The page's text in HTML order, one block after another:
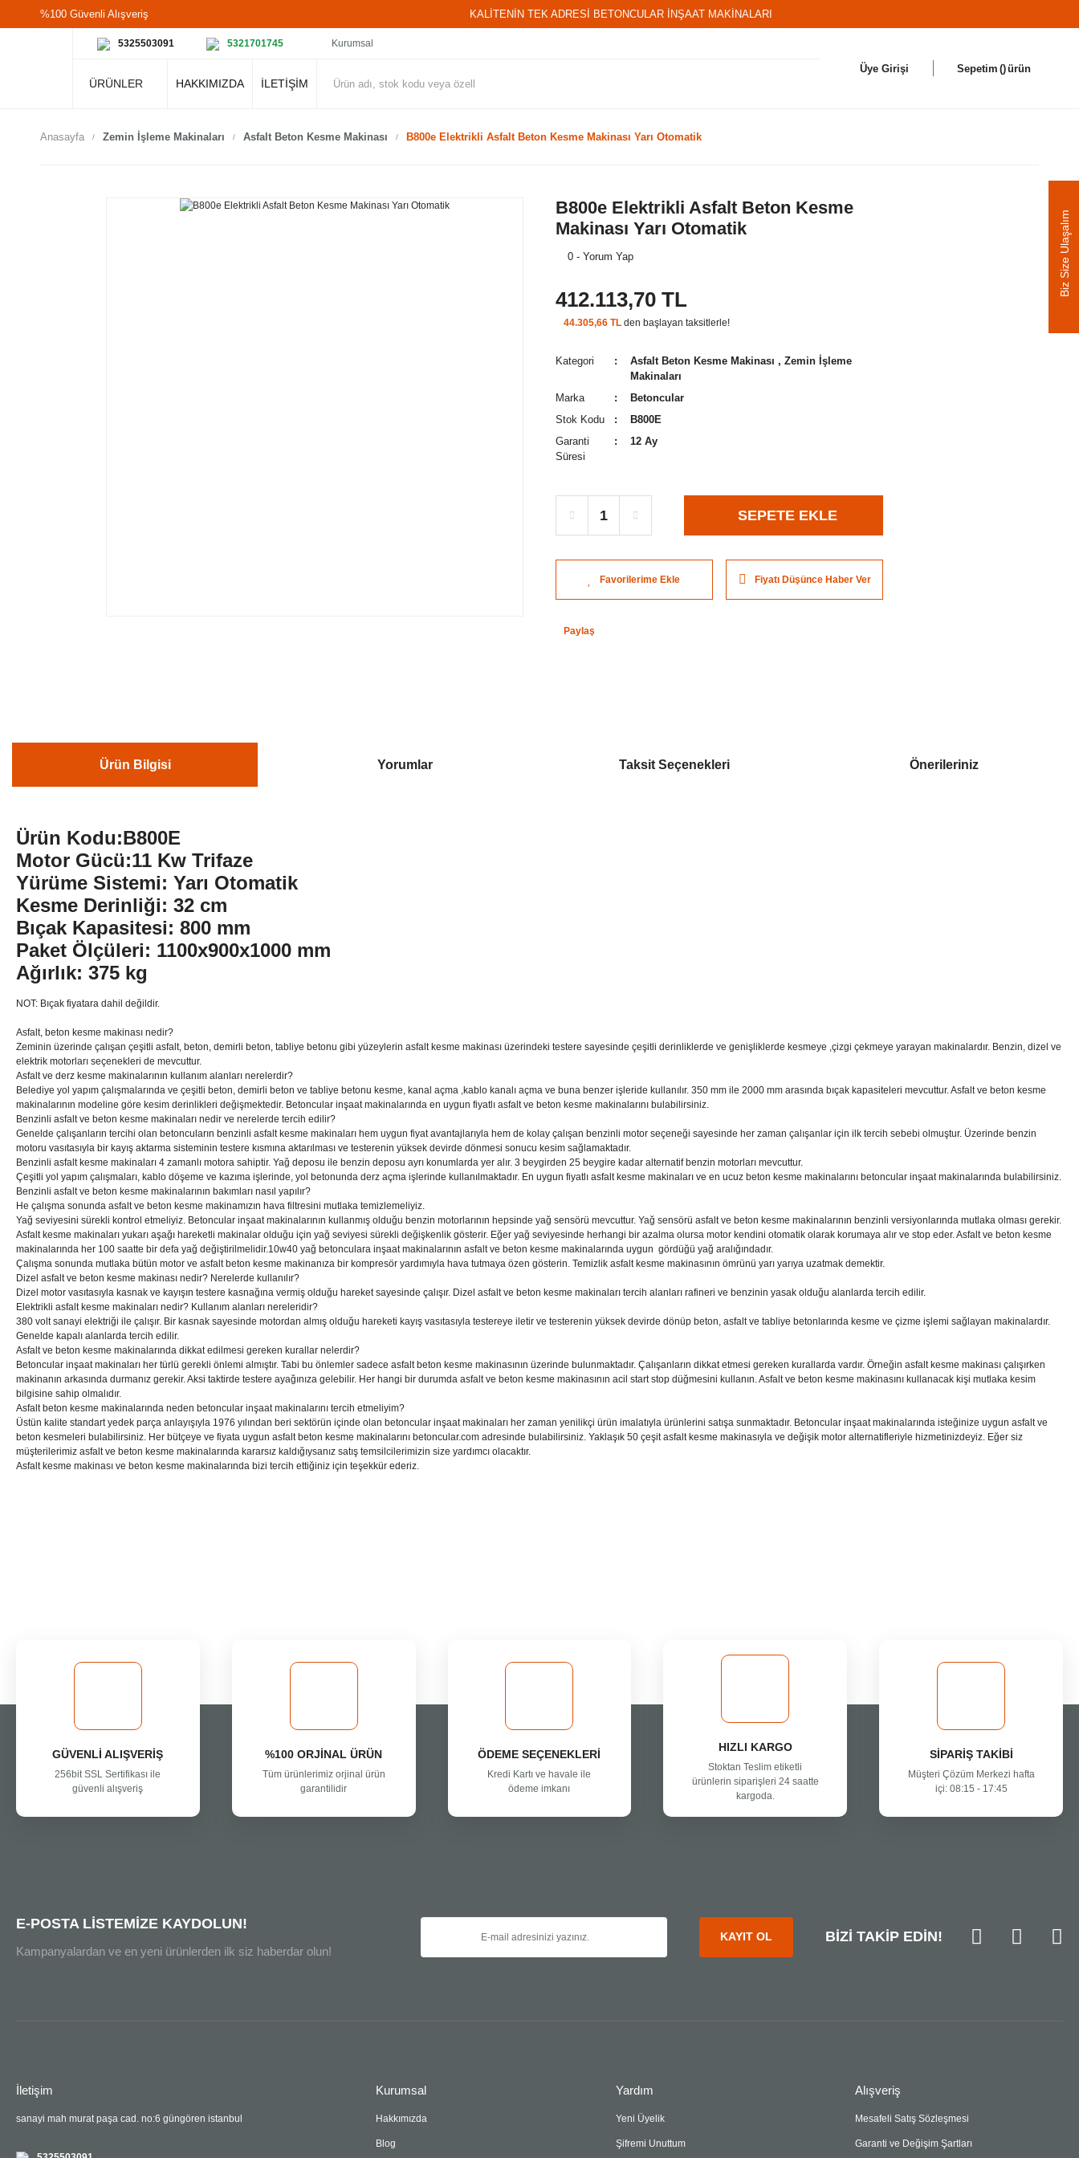
%100 Güvenli Alışveriş KALİTENİN TEK ADRESİ BETONCULAR İNŞAAT MAKİNALARI
5325503091 5321701745 Kurumsal
ÜRÜNLER HAKKIMIZDA İLETİŞİM
Üye Girişi Sepetim ürün
Anasayfa Zemin İşleme Makinaları Asfalt Beton Kesme Makinası B800e Elektrikli Asfalt Beton Kesme Makinası Yarı Otomatik
B800e Elektrikli Asfalt Beton Kesme
Makinası Yarı Otomatik
0 - Yorum Yap
412.113,70 TL
44.305,66 TL den başlayan taksitlerle!
Kategori Asfalt Beton Kesme Makinası ,Zemin İşleme
Makinaları
Marka
Betoncular
Stok Kodu
B800E
Garanti
Süresi
12 Ay
SEPETE EKLE
Fiyatı Düşünce Haber Ver
Paylaş
Ürün Bilgisi Yorumlar Taksit Seçenekleri Önerileriniz
Ürün Kodu:B800E
Motor Gücü:11 Kw Trifaze
Yürüme Sistemi: Yarı Otomatik
Kesme Derinliği: 32 cm
Bıçak Kapasitesi: 800 mm
Paket Ölçüleri: 1100x900x1000 mm
Ağırlık: 375 kg
NOT: Bıçak fiyatara dahil değildir.
Asfalt, beton kesme makinası nedir?
Zeminin üzerinde çalışan çeşitli asfalt, beton, demirli beton, tabliye betonu gibi yüzeylerin asfalt kesme makinası üzerindeki testere sayesinde çeşitli derinliklerde ve genişliklerde kesmeye ,çizgi çekmeye yarayan makinalardır. Benzin, dizel ve
elektrik motorları seçenekleri de mevcuttur.
Asfalt ve derz kesme makinalarının kullanım alanları nerelerdir?
Belediye yol yapım çalışmalarında ve çeşitli beton, demirli beton ve tabliye betonu kesme, kanal açma ,kablo kanalı açma ve buna benzer işleride kullanılır. 350 mm ile 2000 mm arasında bıçak kapasiteleri mevcuttur. Asfalt ve beton kesme
makinalarının modeline göre kesim derinlikleri değişmektedir. Betoncular inşaat makinalarında en uygun fiyatlı asfalt ve beton kesme makinalarını bulabilirsiniz.
Benzinli asfalt ve beton kesme makinaları nedir ve nerelerde tercih edilir?
Genelde çalışanların tercihi olan betoncuların benzinli asfalt kesme makinaları hem uygun fiyat avantajlarıyla hem de kolay çalışan benzinli motor seçeneği sayesinde her zaman çalışanlar için ilk tercih sebebi olmuştur. Üzerinde benzin
motoru vasıtasıyla bir kayış aktarma sisteminin testere kısmına aktarılması ve testerenin yüksek devirde dönmesi sonucu kesim sağlamaktadır.
Benzinli asfalt kesme makinaları 4 zamanlı motora sahiptir. Yağ deposu ile benzin deposu ayrı konumlarda yer alır. 3 beygirden 25 beygire kadar alternatif benzin motorları mevcuttur.
Çeşitli yol yapım çalışmaları, kablo döşeme ve kazıma işlerinde, yol betonunda derz açma işlerinde kullanılmaktadır. En uygun fiyatlı asfalt kesme makinaları ve en ucuz beton kesme makinalarını betoncular inşaat makinalarında bulabilirsiniz.
Benzinli asfalt ve beton kesme makinalarının bakımları nasıl yapılır?
He çalışma sonunda asfalt ve beton kesme makinamızın hava filtresini mutlaka temizlemeliyiz.
Yağ seviyesini sürekli kontrol etmeliyiz. Betoncular inşaat makinalarının kullanmış olduğu benzin motorlarının hepsinde yağ sensörü mevcuttur. Yağ sensörü asfalt ve beton kesme makinalarının benzinli versiyonlarında mutlaka olması gerekir.
Asfalt kesme makinaları yukarı aşağı hareketli makinalar olduğu için yağ seviyesi sürekli değişkenlik gösterir. Eğer yağ seviyesinde herhangi bir azalma olursa motor kendini otomatik olarak korumaya alır ve stop eder. Asfalt ve beton kesme
makinalarında her 100 saatte bir defa yağ değiştirilmelidir.10w40 yağ betonculara inşaat makinalarının asfalt ve beton kesme makinalarında uygun gördüğü yağ aralığındadır.
Çalışma sonunda mutlaka bütün motor ve asfalt beton kesme makinanıza bir kompresör yardımıyla hava tutmaya özen gösterin. Temizlik asfalt kesme makinasının ömrünü yarı yarıya uzatmak demektir.
Dizel asfalt ve beton kesme makinası nedir? Nerelerde kullanılır?
Dizel motor vasıtasıyla kasnak ve kayışın testere kasnağına vermiş olduğu hareket sayesinde çalışır. Dizel asfalt ve beton kesme makinaları tercih alanları rafineri ve benzinin yasak olduğu alanlarda tercih edilir.
Elektrikli asfalt kesme makinaları nedir? Kullanım alanları nereleridir?
380 volt sanayi elektriği ile çalışır. Bir kasnak sayesinde motordan almış olduğu hareketi kayış vasıtasıyla testereye iletir ve testerenin yüksek devirde dönüp beton, asfalt ve tabliye betonlarında kesme ve çizme işlemi sağlayan makinalardır.
Genelde kapalı alanlarda tercih edilir.
Asfalt ve beton kesme makinalarında dikkat edilmesi gereken kurallar nelerdir?
Betoncular inşaat makinaları her türlü gerekli önlemi almıştır. Tabi bu önlemler sadece asfalt beton kesme makinasının üzerinde bulunmaktadır. Çalışanların dikkat etmesi gereken kurallarda vardır. Örneğin asfalt kesme makinası çalışırken
makinanın arkasında durmanız gerekir. Aksi taktirde testere ayağınıza gelebilir. Her hangi bir durumda asfalt ve beton kesme makinasının acil start stop düğmesini kullanın. Asfalt ve beton kesme makinasını kullanacak kişi mutlaka kesim
bilgisine sahip olmalıdır.
Asfalt beton kesme makinalarında neden betoncular inşaat makinalarını tercih etmeliyim?
Üstün kalite standart yedek parça anlayışıyla 1976 yılından beri sektörün içinde olan betoncular inşaat makinaları her zaman yenilikçi ürün imalatıyla ürünlerini satışa sunmaktadır. Betoncular inşaat makinalarında isteğinize uygun asfalt ve
beton kesmeleri bulabilirsiniz. Her bütçeye ve fiyata uygun asfalt beton kesme makinalarını betoncular.com adresinde bulabilirsiniz. Yaklaşık 50 çeşit asfalt kesme makinasıyla ve değişik motor alternatifleriyle hizmetinizdeyiz. Eğer siz
müşterilerimiz asfalt ve beton kesme makinalarında kararsız kaldığıysanız satış temsilcilerimizin size yardımcı olacaktır.
Asfalt kesme makinası ve beton kesme makinalarında bizi tercih ettiğiniz için teşekkür ederiz.
Bu ürüne benzer farklı alternatifler olmalı.
GÜVENLİ ALIŞVERİŞ
256bit SSL Sertifikası ile
güvenli alışveriş
%100 ORJİNAL ÜRÜN
Tüm ürünlerimiz orjinal ürün
garantilidir
ÖDEME SEÇENEKLERİ
Kredi Kartı ve havale ile
ödeme imkanı
HIZLI KARGO
Stoktan Teslim etiketli
ürünlerin siparişleri 24 saatte
kargoda.
SİPARİŞ TAKİBİ
Müşteri Çözüm Merkezi hafta
içi: 08:15 - 17:45
E-POSTA LİSTEMİZE KAYDOLUN!
Kampanyalardan ve en yeni ürünlerden ilk siz haberdar olun!
KAYIT OL BİZİ TAKİP EDİN!
İletişim
sanayi mah murat paşa cad. no:6 güngören istanbul
Kurumsal
Hakkımızda
Blog
Yardım
Yeni Üyelik
Şifremi Unuttum
Alışveriş
Mesafeli Satış Sözleşmesi
Garanti ve Değişim Şartları
Biz Size Ulaşalım